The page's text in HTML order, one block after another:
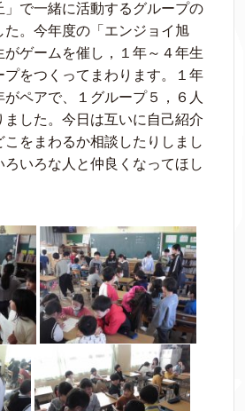
」で一緒に活動するグループの
た。今年度の「エンジョイ旭
がゲームを催し，１年～４年生
プをつくってまわります。１年
ペアで、１グループ５，６人
した。今日は互いに自己紹介
こをまわるか相談したりしまし
いろな人と仲良くなってほし